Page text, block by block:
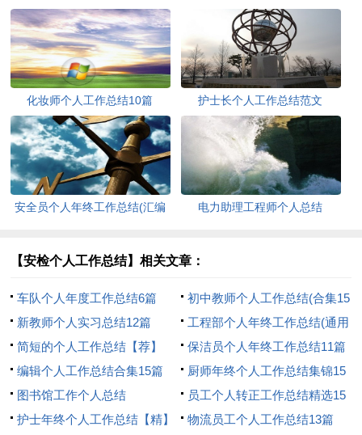
化妆师个人工作总结10篇 护士长个人工作总结范文
安全员个人年终工作总结(汇编
电力助理工程师个人总结
【安检个人工作总结】相关文章：
车队个人年度工作总结6篇
初中教师个人工作总结(合集15
篇)
新教师个人实习总结12篇
工程部个人年终工作总结(通用
15篇)
简短的个人工作总结【荐】
保洁员个人年终工作总结11篇
编辑个人工作总结合集15篇
厨师年终个人工作总结集锦15
篇
图书馆工作个人总结
员工个人转正工作总结精选15
篇
护士年终个人工作总结【精】 物流员工个人工作总结13篇